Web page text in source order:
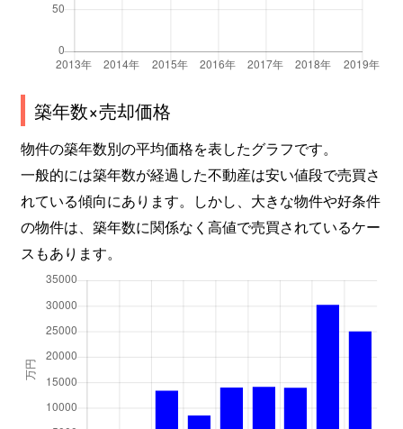
築年数×売却価格
物件の築年数別の平均価格を表したグラフです。
一般的には築年数が経過した不動産は安い値段で売買さ
れている傾向にあります。しかし、大きな物件や好条件
の物件は、築年数に関係なく高値で売買されているケー
スもあります。